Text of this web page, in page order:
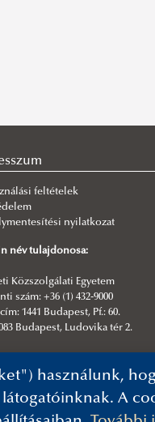
feltételek
nyilatkozat
név tulajdonosa:
Közszolgálati Egyetem
szám: +36 (1) 432-9000
1441 Budapest, Pf.: 60.
Budapest, Ludovika tér 2.
Igazgatóság| NKE
használunk,
A